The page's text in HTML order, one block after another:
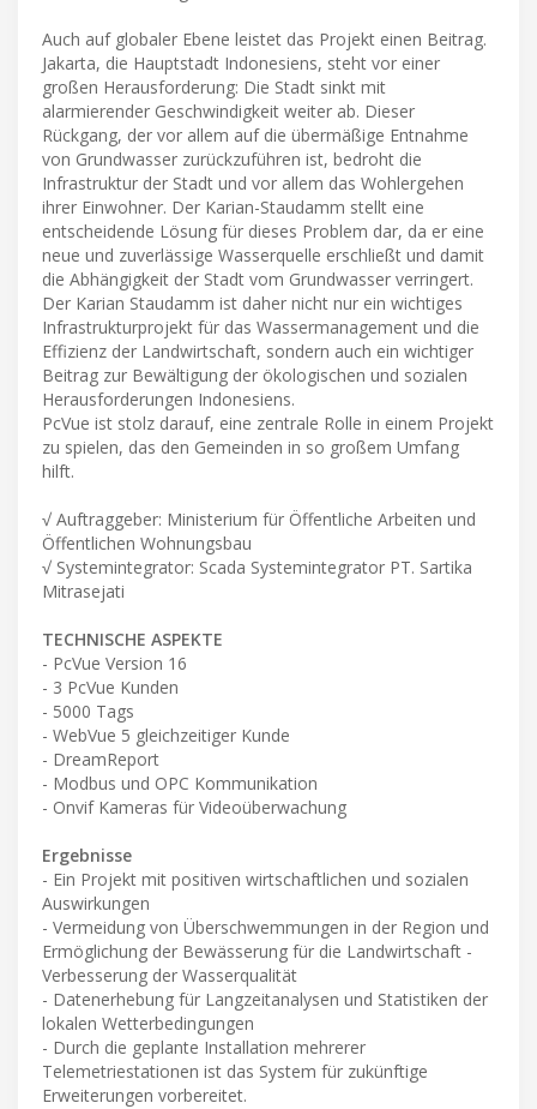
Auch auf globaler Ebene leistet das Projekt einen Beitrag.
Jakarta, die Hauptstadt Indonesiens, steht vor einer
großen Herausforderung: Die Stadt sinkt mit
alarmierender Geschwindigkeit weiter ab. Dieser
Rückgang, der vor allem auf die übermäßige Entnahme
von Grundwasser zurückzuführen ist, bedroht die
Infrastruktur der Stadt und vor allem das Wohlergehen
ihrer Einwohner. Der Karian-Staudamm stellt eine
entscheidende Lösung für dieses Problem dar, da er eine
neue und zuverlässige Wasserquelle erschließt und damit
die Abhängigkeit der Stadt vom Grundwasser verringert.
Der Karian Staudamm ist daher nicht nur ein wichtiges
Infrastrukturprojekt für das Wassermanagement und die
Effizienz der Landwirtschaft, sondern auch ein wichtiger
Beitrag zur Bewältigung der ökologischen und sozialen
Herausforderungen Indonesiens.
PcVue ist stolz darauf, eine zentrale Rolle in einem Projekt
zu spielen, das den Gemeinden in so großem Umfang
hilft.
√ Auftraggeber: Ministerium für Öffentliche Arbeiten und
Öffentlichen Wohnungsbau
√ Systemintegrator: Scada Systemintegrator PT. Sartika
Mitrasejati
TECHNISCHE ASPEKTE
- PcVue Version 16
- 3 PcVue Kunden
- 5000 Tags
- WebVue 5 gleichzeitiger Kunde
- DreamReport
- Modbus und OPC Kommunikation
- Onvif Kameras für Videoüberwachung
Ergebnisse
- Ein Projekt mit positiven wirtschaftlichen und sozialen
Auswirkungen
- Vermeidung von Überschwemmungen in der Region und
Ermöglichung der Bewässerung für die Landwirtschaft -
Verbesserung der Wasserqualität
- Datenerhebung für Langzeitanalysen und Statistiken der
lokalen Wetterbedingungen
- Durch die geplante Installation mehrerer
Telemetriestationen ist das System für zukünftige
Erweiterungen vorbereitet.